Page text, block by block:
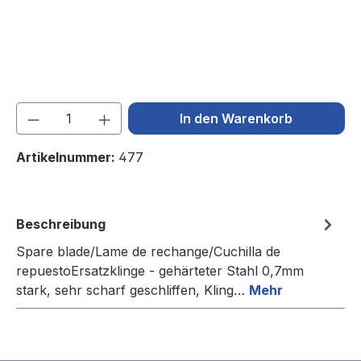
Produkt Anzahl: Gib denIn den Warenkorb
Artikelnummer: 477
Beschreibung
Spare blade/Lame de rechange/Cuchilla de
repuestoErsatzklinge - gehärteter Stahl 0,7mm
stark, sehr scharf geschliffen, Kling… Mehr